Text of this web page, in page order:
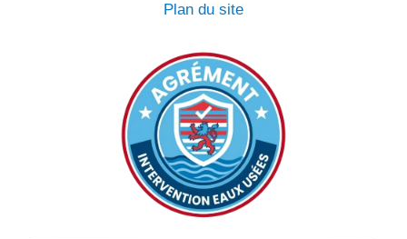
Plan du site